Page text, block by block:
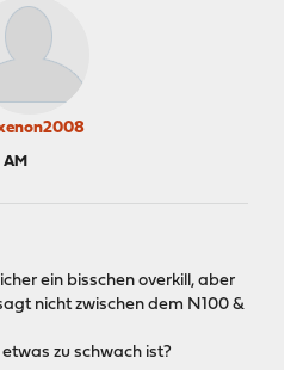
ein bisschen overkill, aber
nicht zwischen dem N100 &
zu schwach ist?